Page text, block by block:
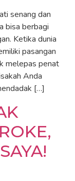
senang dan
bisa berbagi
Ketika dunia
pasangan
melepas penat
Anda
[…]